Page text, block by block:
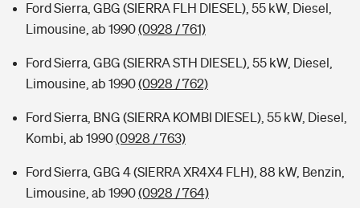
Ford Sierra, GBG (SIERRA FLH DIESEL), 55 kW, Diesel,
Limousine, ab 1990(0928 / 761)
Ford Sierra, GBG (SIERRA STH DIESEL), 55 kW, Diesel,
Limousine, ab 1990(0928 / 762)
Ford Sierra, BNG (SIERRA KOMBI DIESEL), 55 kW, Diesel,
Kombi, ab 1990(0928 / 763)
Ford Sierra, GBG 4 (SIERRA XR4X4 FLH), 88 kW, Benzin,
Limousine, ab 1990(0928 / 764)